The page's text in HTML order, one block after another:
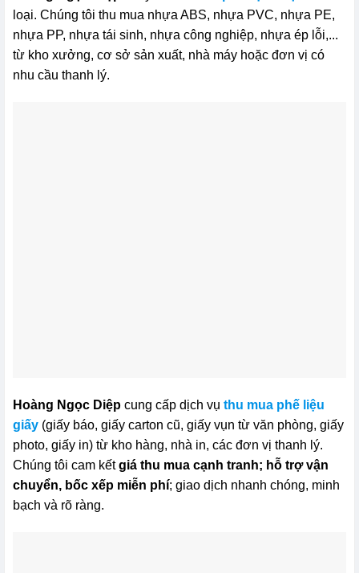
loại. Chúng tôi thu mua nhựa ABS, nhựa PVC, nhựa PE,
nhựa PP, nhựa tái sinh, nhựa công nghiệp, nhựa ép lỗi,...
từ kho xưởng, cơ sở sản xuất, nhà máy hoặc đơn vị có
nhu cầu thanh lý.
Hoàng Ngọc Diệpcung cấp dịch vụ thu mua phế liệu
giấy(giấy báo, giấy carton cũ, giấy vụn từ văn phòng, giấy
photo, giấy in) từ kho hàng, nhà in, các đơn vị thanh lý.
Chúng tôi cam kếtgiá thu mua cạnh tranh; hỗ trợ vận
chuyển, bốc xếp miễn phí; giao dịch nhanh chóng, minh
bạch và rõ ràng.